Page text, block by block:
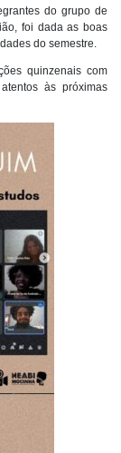
do grupo de
foi dada as boas
do semestre.
quinzenais com
às próximas